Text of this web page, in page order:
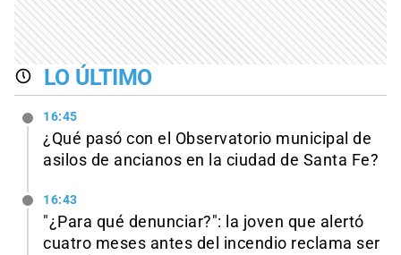
LO ÚLTIMO
16:45
¿Qué pasó con el Observatorio municipal de
asilos de ancianos en la ciudad de Santa Fe?
16:43
"¿Para qué denunciar?": la joven que alertó
cuatro meses antes del incendio reclama ser